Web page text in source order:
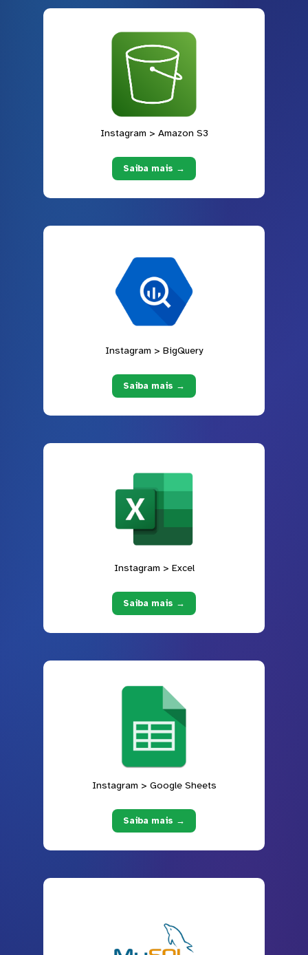
Instagram > Amazon S3
Saiba mais →
Instagram > BigQuery
Saiba mais →
Instagram > Excel
Saiba mais →
Instagram > Google Sheets
Saiba mais →